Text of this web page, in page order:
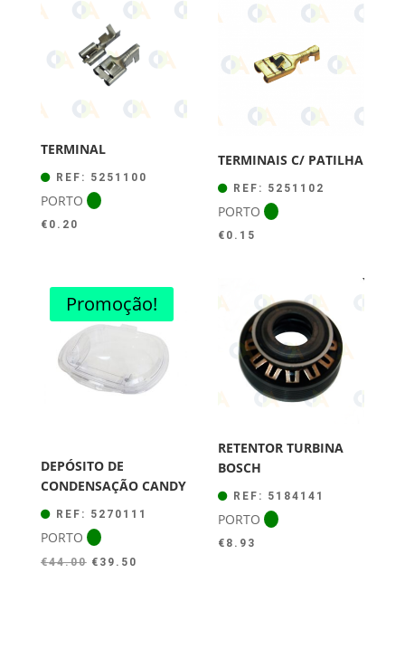
TERMINAL
REF: 5251100
PORTO
€ 0.20
TERMINAIS C/ PATILHA
REF: 5251102
PORTO
€ 0.15
Promoção!
DEPÓSITO DE
CONDENSAÇÃO CANDY
REF: 5270111
PORTO
€44.00 O
€ 39.50
RETENTOR TURBINA
BOSCH
REF: 5184141
PORTO
€ 8.93